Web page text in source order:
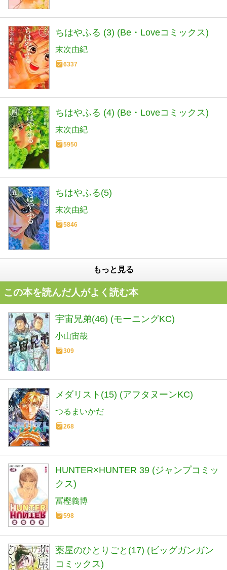
ちはやふる (3) (Be・Loveコミックス)
末次由紀
6337
ちはやふる (4) (Be・Loveコミックス)
末次由紀
5950
ちはやふる(5)
末次由紀
5846
もっと見る
この本を読んだ人がよく読む本
宇宙兄弟(46) (モーニングKC)
小山宙哉
309
メダリスト(15) (アフタヌーンKC)
つるまいかだ
268
HUNTER×HUNTER 39 (ジャンプコミッ
クス)
冨樫義博
598
薬屋のひとりごと(17) (ビッグガンガン
コミックス)